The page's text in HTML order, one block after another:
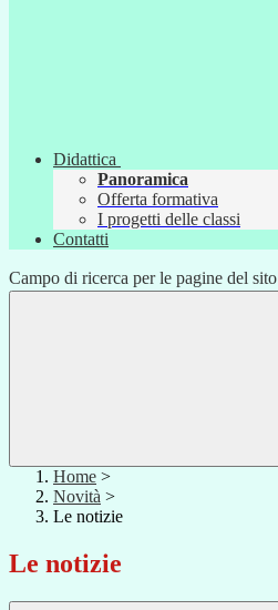
Didattica
Panoramica
Offerta formativa
I progetti delle classi
Contatti
Campo di ricerca per le pagine del sito
Home >
Novità >
Le notizie
Le notizie